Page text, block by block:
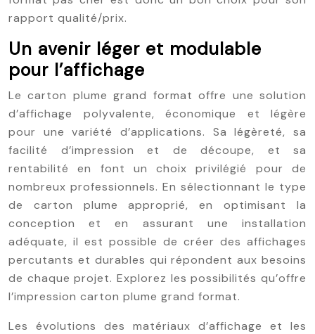
rapport qualité/prix.
Un avenir léger et modulable
pour l’affichage
Le carton plume grand format offre une solution
d’affichage polyvalente, économique et légère
pour une variété d’applications. Sa légèreté, sa
facilité d’impression et de découpe, et sa
rentabilité en font un choix privilégié pour de
nombreux professionnels. En sélectionnant le type
de carton plume approprié, en optimisant la
conception et en assurant une installation
adéquate, il est possible de créer des affichages
percutants et durables qui répondent aux besoins
de chaque projet. Explorez les possibilités qu’offre
l’impression carton plume grand format.
Les évolutions des matériaux d’affichage et les